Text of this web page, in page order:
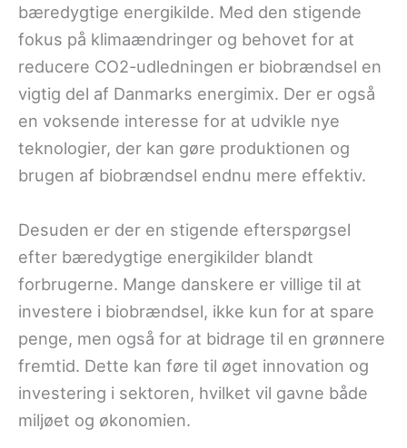
bæredygtige energikilde. Med den stigende
fokus på klimaændringer og behovet for at
reducere CO2-udledningen er biobrændsel en
vigtig del af Danmarks energimix. Der er også
en voksende interesse for at udvikle nye
teknologier, der kan gøre produktionen og
brugen af biobrændsel endnu mere effektiv.
Desuden er der en stigende efterspørgsel
efter bæredygtige energikilder blandt
forbrugerne. Mange danskere er villige til at
investere i biobrændsel, ikke kun for at spare
penge, men også for at bidrage til en grønnere
fremtid. Dette kan føre til øget innovation og
investering i sektoren, hvilket vil gavne både
miljøet og økonomien.